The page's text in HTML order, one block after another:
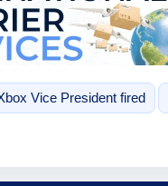
Vice President fired